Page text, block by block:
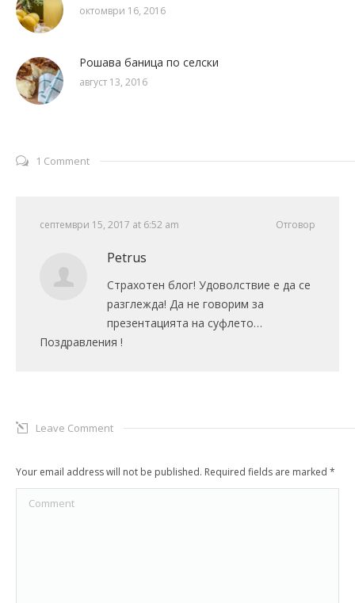
октомври 16, 2016
Рошава баница по селски
август 13, 2016
1 Comment
Отговор
септември 15, 2017 at 6:52 am
Petrus
Страхотен блог! Удоволствие е да се
разглежда! Да не говорим за
презентацията на суфлето…
Поздравления !
Leave Comment
Your email address will not be published. Required fields are marked *
Comment